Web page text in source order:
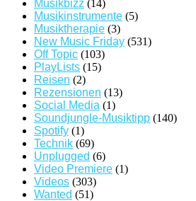
Musikbizz (14)
Musikinstrumente (5)
Musiktherapie (3)
New Music Friday (531)
Off Topic (103)
PlayLists (15)
Reisen (2)
Rezensionen (13)
Social Media (1)
Soundjungle-Musiktipp (140)
Spotify (1)
Technik (69)
Unplugged (6)
Video Premiere (1)
Videos (303)
Wanted (51)